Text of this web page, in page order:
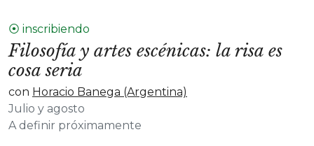
⦿ inscribiendo
Filosofía y artes escénicas: la risa es
cosa seria
con Horacio Banega (Argentina)
Julio y agosto
A definir próximamente